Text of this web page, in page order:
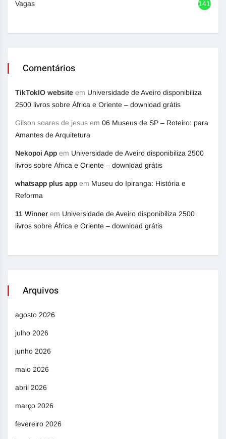
Vagas 1416
Comentários
TikTokIO website em Universidade de Aveiro disponibiliza
2500 livros sobre África e Oriente – download grátis
Gilson soares de jesus em 06 Museus de SP – Roteiro: para
Amantes de Arquitetura
Nekopoi App em Universidade de Aveiro disponibiliza 2500
livros sobre África e Oriente – download grátis
whatsapp plus app em Museu do Ipiranga: História e
Reforma
11 Winner em Universidade de Aveiro disponibiliza 2500
livros sobre África e Oriente – download grátis
Arquivos
agosto 2026
julho 2026
junho 2026
maio 2026
abril 2026
março 2026
fevereiro 2026